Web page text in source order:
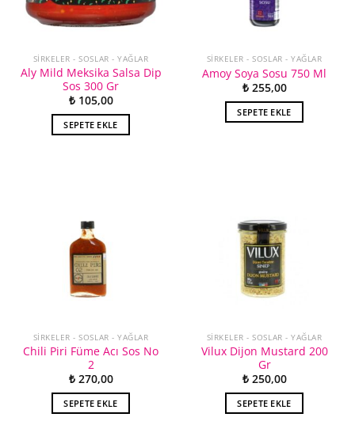
SIRKELER - SOSLAR - YAĞLAR
Aly Mild Meksika Salsa Dip
Sos 300 Gr
₺105,00
SEPETE EKLE
SIRKELER - SOSLAR - YAĞLAR
Amoy Soya Sosu 750 Ml
₺255,00
SEPETE EKLE
SIRKELER - SOSLAR - YAĞLAR
Chili Piri Füme Acı Sos No
2
₺270,00
SEPETE EKLE
SIRKELER - SOSLAR - YAĞLAR
Vilux Dijon Mustard 200
Gr
₺250,00
SEPETE EKLE